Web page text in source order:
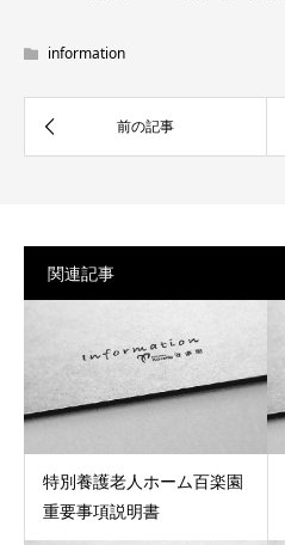
information
関連記事
特別養護老人ホーム百楽園
重要事項説明書